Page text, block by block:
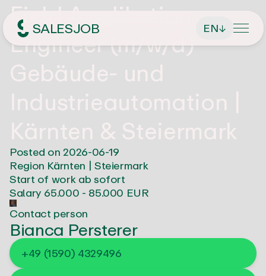
SALESJOB EN↓
Headhunter für Sales
About Us
Services
Find managing directors / CEOs
Find sales employees
Job Search
Current vacancies
Speculative Application
Magazin
Contact
Field Applikation
Engineer (m/w/d)
Gebäude- und
Industrieautomation |
Kärnten & Steiermark
Posted on 2026-06-19
Region Kärnten | Steiermark
Start of work ab sofort
Salary 65.000 - 85.000 EUR
Contact person
Bianca Persterer
+49 (1590) 4329496